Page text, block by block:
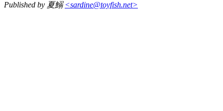
Published by 夏鰯 <sardine@toyfish.net>